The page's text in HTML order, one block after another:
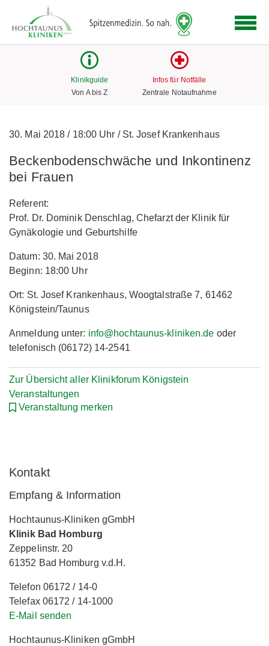
Link
zur
Klinikguide
Von A bis Z
Infos für Notfälle
Zentrale Notaufnahme
30. Mai 2018/18:00 Uhr /St. Josef Krankenhaus
Beckenbodenschwäche und Inkontinenz
bei Frauen
Referent:
Prof. Dr. Dominik Denschlag, Chefarzt der Klinik für
Gynäkologie und Geburtshilfe
Datum: 30. Mai 2018
Beginn: 18:00 Uhr
Ort: St. Josef Krankenhaus, Woogtalstraße 7, 61462
Königstein/Taunus
Anmeldung unter: info@hochtaunus-kliniken.de oder
telefonisch (06172) 14-2541
Zur Übersicht aller Klinikforum Königstein
Veranstaltungen
Veranstaltung merken
Kontakt
Empfang & Information
Hochtaunus-Kliniken gGmbH
Klinik Bad Homburg
Zeppelinstr. 20
61352 Bad Homburg v.d.H.
Telefon 06172 / 14-0
Telefax 06172 / 14-1000
E-Mail senden
Hochtaunus-Kliniken gGmbH